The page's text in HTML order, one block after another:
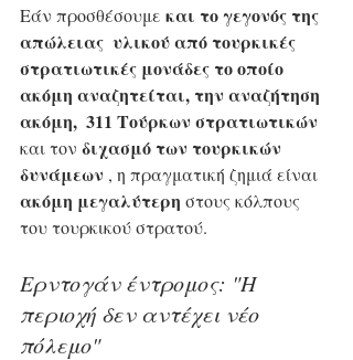
Εάν προσθέσουμε και το γεγονός της
απώλειας  υλικού από τουρκικές
στρατιωτικές μονάδες το οποίο
ακόμη αναζητείται, την αναζήτηση
ακόμη,  311 Τούρκων στρατιωτικών
και τον διχασμό των τουρκικών
δυνάμεων , η πραγματική ζημιά είναι
ακόμη μεγαλύτερη στους κόλπους
του τουρκικού στρατού.
Ερντογάν έντρομος: "Η
περιοχή δεν αντέχει νέο
πόλεμο"